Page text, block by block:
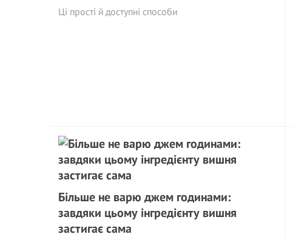
Ці прості й доступні способи
Більше не варю джем годинами:
завдяки цьому інгредієнту вишня
застигає сама